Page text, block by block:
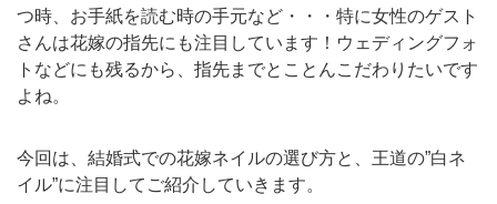
i
o
n
つ時、お手紙を読む時の手元など・・・特に女性のゲスト
さんは花嫁の指先にも注目しています！ウェディングフォ
トなどにも残るから、指先までとことんこだわりたいです
よね。
今回は、結婚式での花嫁ネイルの選び方と、王道の”白ネ
イル”に注目してご紹介していきます。